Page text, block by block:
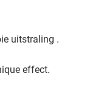
uitstraling .
effect.